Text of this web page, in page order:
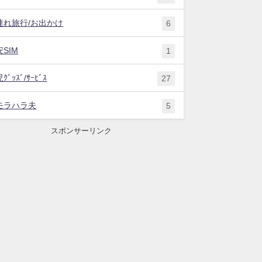
れ旅行/お出かけ 6
SIM 1
ｸﾞｯｽﾞ/ｻｰﾋﾞｽ 27
ラハラ夫 5
スポンサーリンク